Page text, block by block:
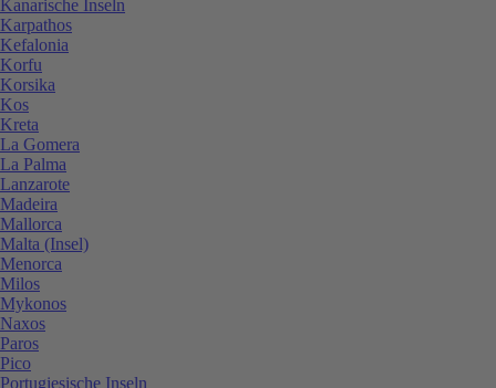
Kanarische Inseln
Karpathos
Kefalonia
Korfu
Korsika
Kos
Kreta
La Gomera
La Palma
Lanzarote
Madeira
Mallorca
Malta (Insel)
Menorca
Milos
Mykonos
Naxos
Paros
Pico
Portugiesische Inseln